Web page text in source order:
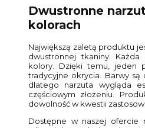
Dwustronne
kolorach
Największą zaletą produktu
dwustronnej tkaniny.
kolory. Dzięki temu, jeden
tradycyjne okrycia. Barwy są
dlatego narzuta wygląda
częściowym złożeniu.
dowolność w kwestii
Dostępne w naszej ofercie